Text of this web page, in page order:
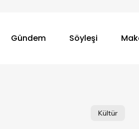
Gündem Söyleşi
Kültür